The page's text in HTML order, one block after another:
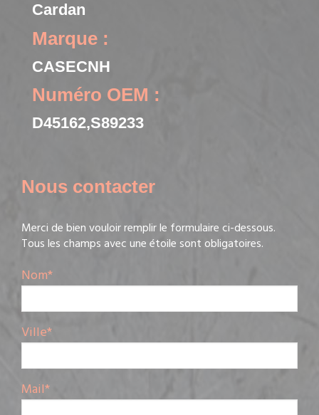
Cardan
Marque :
CASECNH
Numéro OEM :
D45162,S89233
Nous contacter
Merci de bien vouloir remplir le formulaire ci-dessous.
Tous les champs avec une étoile sont obligatoires.
Nom*
Ville*
Mail*